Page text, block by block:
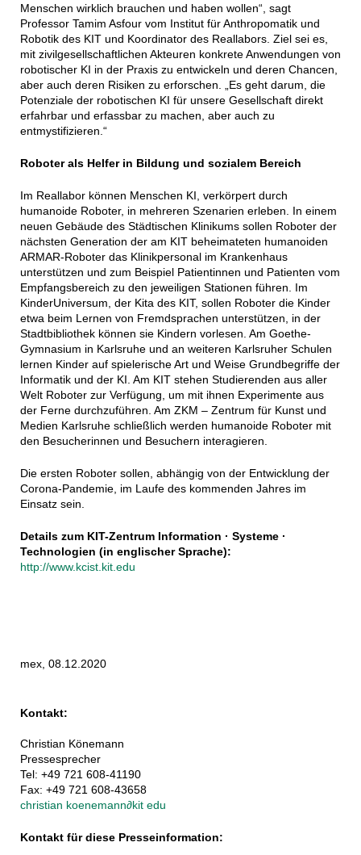
Menschen wirklich brauchen und haben wollen“, sagt
Professor Tamim Asfour vom Institut für Anthropomatik und
Robotik des KIT und Koordinator des Reallabors. Ziel sei es,
mit zivilgesellschaftlichen Akteuren konkrete Anwendungen von
robotischer KI in der Praxis zu entwickeln und deren Chancen,
aber auch deren Risiken zu erforschen. „Es geht darum, die
Potenziale der robotischen KI für unsere Gesellschaft direkt
erfahrbar und erfassbar zu machen, aber auch zu
entmystifizieren.“
Roboter als Helfer in Bildung und sozialem Bereich
Im Reallabor können Menschen KI, verkörpert durch
humanoide Roboter, in mehreren Szenarien erleben. In einem
neuen Gebäude des Städtischen Klinikums sollen Roboter der
nächsten Generation der am KIT beheimateten humanoiden
ARMAR-Roboter das Klinikpersonal im Krankenhaus
unterstützen und zum Beispiel Patientinnen und Patienten vom
Empfangsbereich zu den jeweiligen Stationen führen. Im
KinderUniversum, der Kita des KIT, sollen Roboter die Kinder
etwa beim Lernen von Fremdsprachen unterstützen, in der
Stadtbibliothek können sie Kindern vorlesen. Am Goethe-
Gymnasium in Karlsruhe und an weiteren Karlsruher Schulen
lernen Kinder auf spielerische Art und Weise Grundbegriffe der
Informatik und der KI. Am KIT stehen Studierenden aus aller
Welt Roboter zur Verfügung, um mit ihnen Experimente aus
der Ferne durchzuführen. Am ZKM – Zentrum für Kunst und
Medien Karlsruhe schließlich werden humanoide Roboter mit
den Besucherinnen und Besuchern interagieren.
Die ersten Roboter sollen, abhängig von der Entwicklung der
Corona-Pandemie, im Laufe des kommenden Jahres im
Einsatz sein.
Details zum KIT-Zentrum Information · Systeme ·
Technologien (in englischer Sprache):
http://www.kcist.kit.edu
mex, 08.12.2020
Kontakt:
Christian Könemann
Pressesprecher
Tel: +49 721 608-41190
Fax: +49 721 608-43658
christian koenemann∂kit edu
Kontakt für diese Presseinformation: